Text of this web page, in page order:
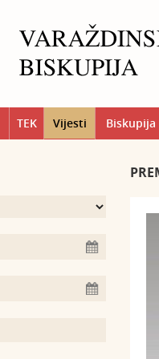
TEK Vijesti Biskupija